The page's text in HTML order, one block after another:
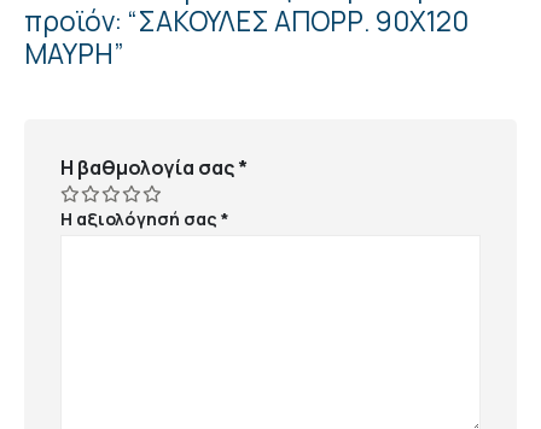
προϊόν: “ΣΑΚΟΥΛΕΣ ΑΠΟΡΡ. 90Χ120
ΜΑΥΡΗ”
Η βαθμολογία σας*
Η αξιολόγησή σας*